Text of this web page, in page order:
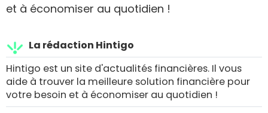
et à économiser au quotidien !
La rédaction Hintigo
Hintigo est un site d'actualités financières. Il vous
aide à trouver la meilleure solution financière pour
votre besoin et à économiser au quotidien !